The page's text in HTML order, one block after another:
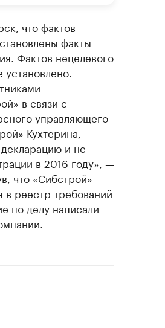
что фактов
факты
Фактов нецелевого
в связи с
управляющего
Кухтерина,
и не
в 2016 году», —
что «Сибстрой»
в реестр требований
по делу написали